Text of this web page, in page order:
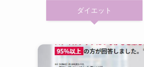
ダイエット